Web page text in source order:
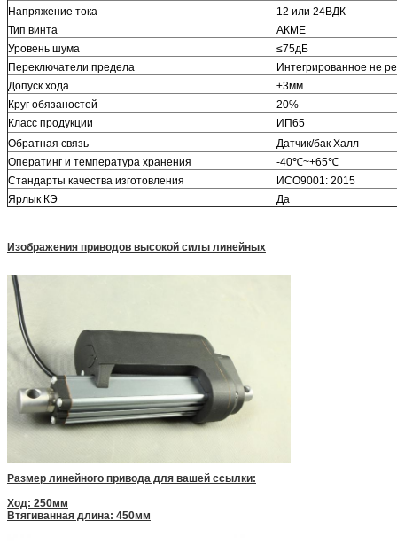
Напряжение тока
12 или 24ВДК
Тип винта
АКМЕ
Уровень шума
≤75дБ
Переключатели предела
Интегрированное не
Допуск хода
±3мм
Круг обязаностей
20%
Класс продукции
ИП65
Обратная связь
Датчик/бак Халл
Оператинг и температура хранения
-40℃~+65℃
Стандарты качества изготовления
ИСО9001: 2015
Ярлык КЭ
Да
Изображения приводов высокой силы линейных
Размер линейного привода для вашей ссылки:
Ход: 250мм
Втягиванная длина: 450мм